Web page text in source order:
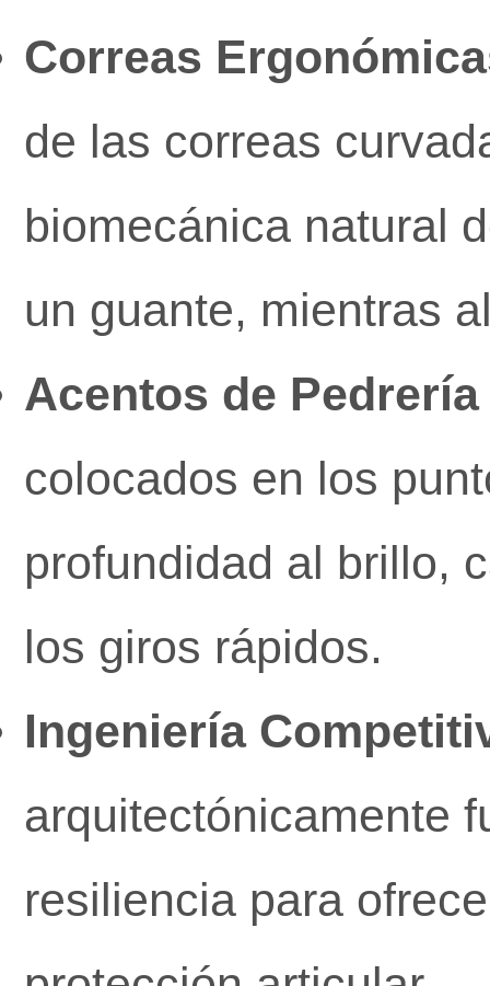
Correas
de las correas
biomecánica natural
un guante, mientras
Acentos de
colocados en los
profundidad al brillo,
los giros rápidos.
Ingeniería
arquitectónicamente
resiliencia para